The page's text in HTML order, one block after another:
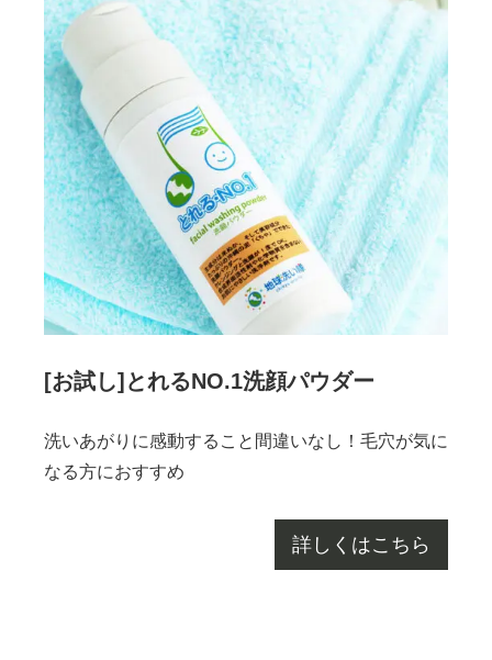
[お試し]とれるNO.1洗顔パウダー
洗いあがりに感動すること間違いなし！毛穴が気に
なる方におすすめ
詳しくはこちら